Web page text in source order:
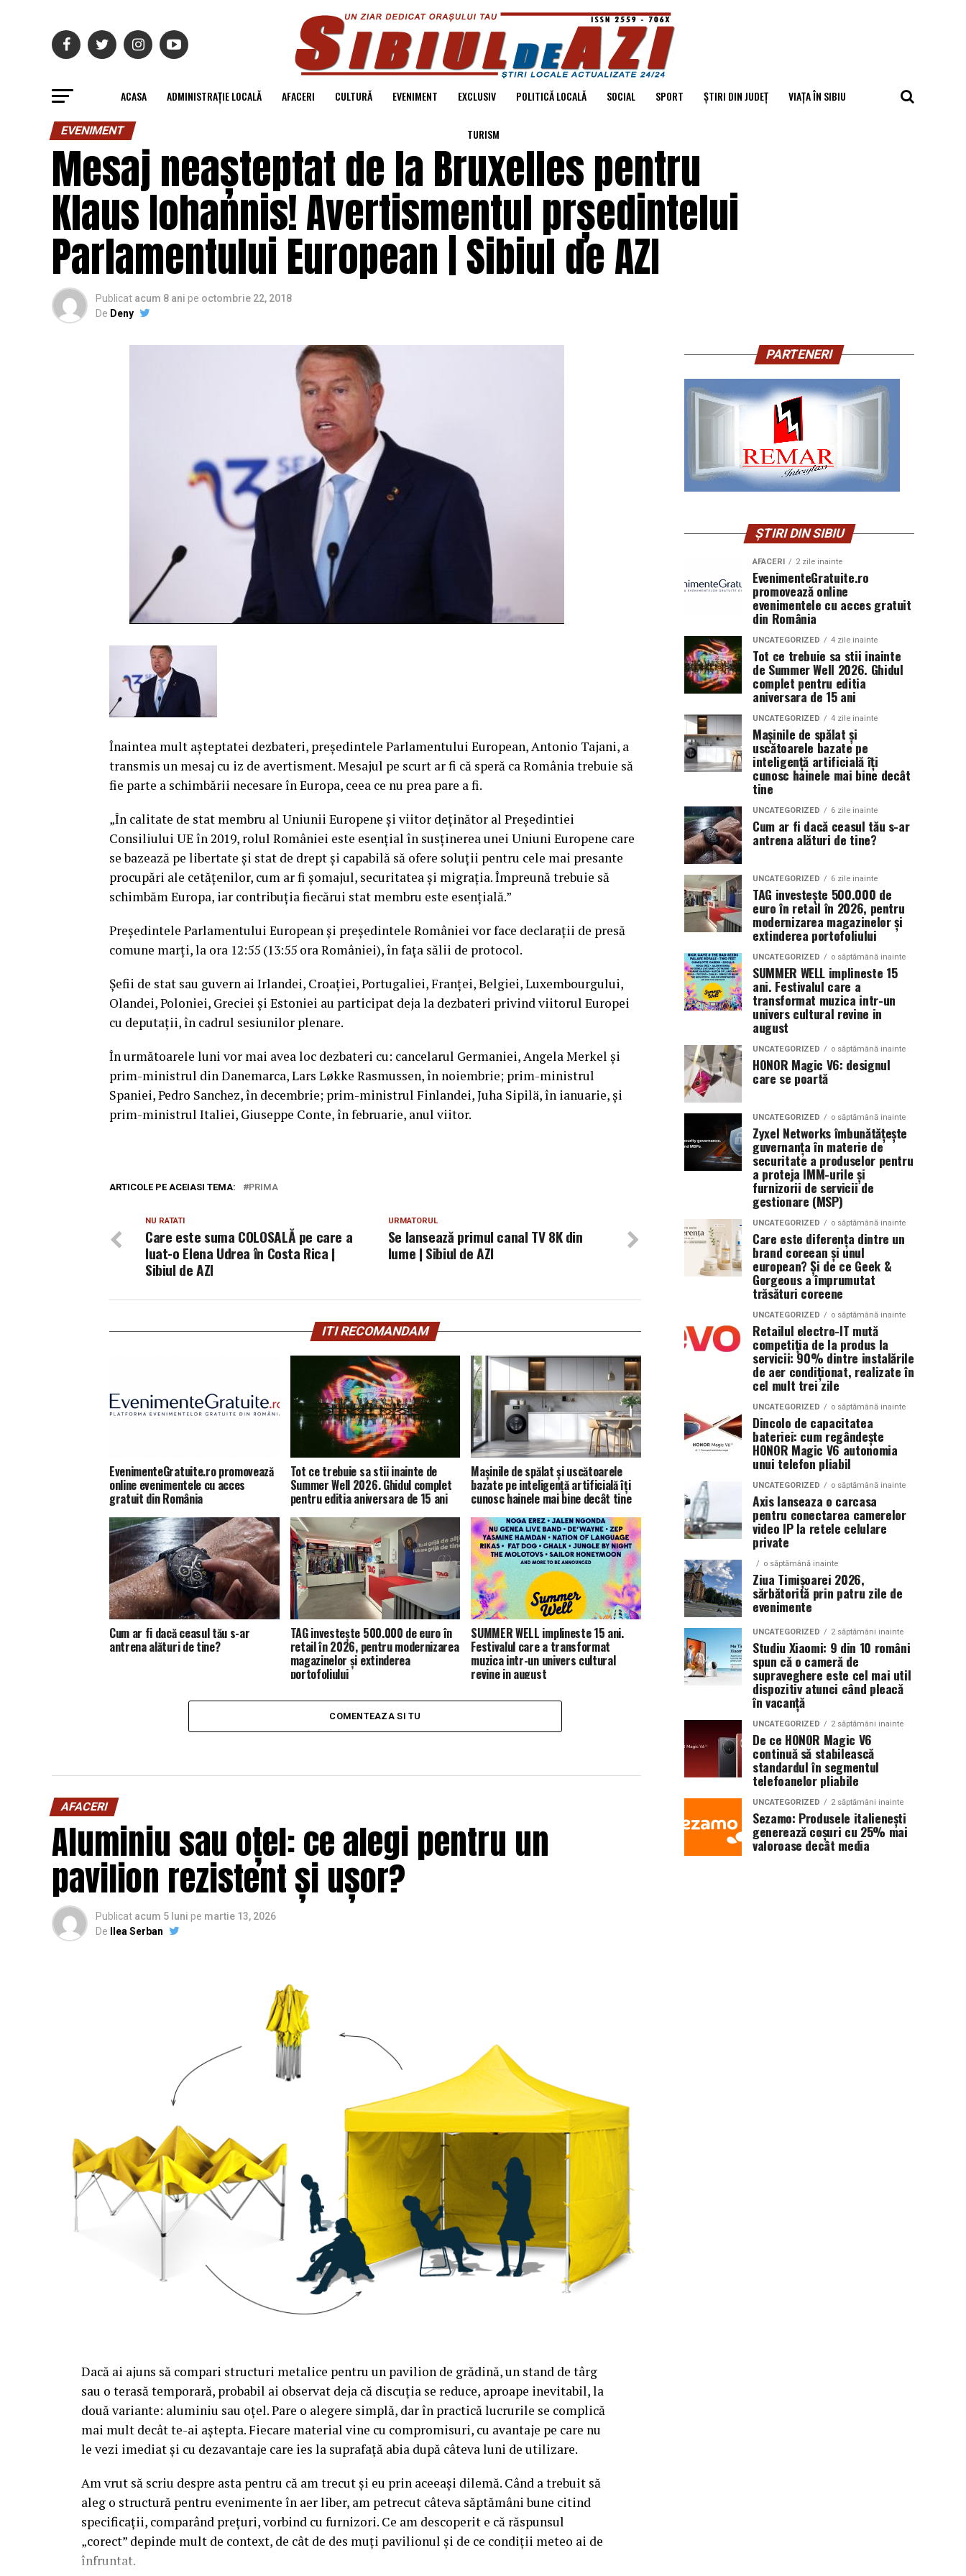
ACASA ADMINISTRAȚIE LOCALĂ AFACERI CULTURĂ EVENIMENT EXCLUSIV POLITICĂ LOCALĂ SOCIAL SPORT ȘTIRI DIN JUDEȚ VIAȚA ÎN SIBIU
TURISM
EVENIMENT
Mesaj neașteptat de la Bruxelles pentru
Klaus Iohannis! Avertismentul prședintelui
Parlamentului European | Sibiul de AZI
Publicat acum 8 ani pe octombrie 22, 2018
De Deny
Înaintea mult aşteptatei dezbateri, preşedintele Parlamentului European, Antonio Tajani, a
transmis un mesaj cu iz de avertisment. Mesajul pe scurt ar fi că speră ca România trebuie să
fie parte a schimbării necesare în Europa, ceea ce nu prea pare a fi.
„În calitate de stat membru al Uniunii Europene şi viitor deţinător al Preşedintiei
Consiliului UE în 2019, rolul României este esenţial în susţinerea unei Uniuni Europene care
se bazează pe libertate şi stat de drept şi capabilă să ofere soluţii pentru cele mai presante
procupări ale cetăţenilor, cum ar fi şomajul, securitatea şi migraţia.Împreună trebuie să
schimbăm Europa, iar contribuţia fiecărui stat membru este esenţială.”
Preşedintele Parlamentului European şi preşedintele României vor face declaraţii de presă
comune marţi, la ora 12:55 (13:55 ora României), în faţa sălii de protocol.
Şefii de stat sau guvern ai Irlandei, Croaţiei, Portugaliei, Franţei, Belgiei, Luxembourgului,
Olandei, Poloniei, Greciei şi Estoniei au participat deja la dezbateri privind viitorul Europei
cu deputaţii, în cadrul sesiunilor plenare.
În următoarele luni vor mai avea loc dezbateri cu: cancelarul Germaniei, Angela Merkel şi
prim-ministrul din Danemarca, Lars Løkke Rasmussen, în noiembrie; prim-ministrul
Spaniei, Pedro Sanchez, în decembrie; prim-ministrul Finlandei, Juha Sipilä, în ianuarie, şi
prim-ministrul Italiei, Giuseppe Conte, în februarie, anul viitor.
ARTICOLE PE ACEIASI TEMA: PRIMA
URMATORUL
Se lansează primul canal TV 8K din
lume | Sibiul de AZI
NU RATATI
Care este suma COLOSALĂ pe care a
luat-o Elena Udrea în Costa Rica |
Sibiul de AZI
ITI RECOMANDAM
EvenimenteGratuite.ro promovează
online evenimentele cu acces
gratuit din România
Tot ce trebuie sa stii inainte de
Summer Well 2026. Ghidul complet
pentru editia aniversara de 15 ani
Mașinile de spălat și uscătoarele
bazate pe inteligență artificială îți
cunosc hainele mai bine decât tine
Cum ar fi dacă ceasul tău s-ar
antrena alături de tine?
TAG investește 500.000 de euro în
retail în 2026, pentru modernizarea
magazinelor și extinderea
portofoliului
SUMMER WELL implineste 15 ani.
Festivalul care a transformat
muzica intr-un univers cultural
revine in august
COMENTEAZA SI TU
AFACERI
Aluminiu sau oțel: ce alegi pentru un
pavilion rezistent și ușor?
Publicat acum 5 luni pe martie 13, 2026
De
Ilea Serban
Dacă ai ajuns să compari structuri metalice pentru un pavilion de grădină, un stand de târg
sau o terasă temporară, probabil ai observat deja că discuția se reduce, aproape inevitabil, la
două variante: aluminiu sau oțel. Pare o alegere simplă, dar în practică lucrurile se complică
mai mult decât te-ai aștepta. Fiecare material vine cu compromisuri, cu avantaje pe care nu
le vezi imediat și cu dezavantaje care ies la suprafață abia după câteva luni de utilizare.
Am vrut să scriu despre asta pentru că am trecut și eu prin aceeași dilemă. Când a trebuit să
aleg o structură pentru evenimente în aer liber, am petrecut câteva săptămâni bune citind
specificații, comparând prețuri, vorbind cu furnizori. Ce am descoperit e că răspunsul
„corect” depinde mult de context, de cât de des muți pavilionul și de ce condiții meteo ai de
înfruntat.
PARTENERI
ȘTIRI DIN SIBIU
AFACERI 2 zile inainte
EvenimenteGratuite.ro
promovează online
evenimentele cu acces gratuit
din România
UNCATEGORIZED 4 zile inainte
Tot ce trebuie sa stii inainte
de Summer Well 2026. Ghidul
complet pentru editia
aniversara de 15 ani
UNCATEGORIZED 4 zile inainte
Mașinile de spălat și
uscătoarele bazate pe
inteligență artificială îți
cunosc hainele mai bine decât
tine
UNCATEGORIZED 6 zile inainte
Cum ar fi dacă ceasul tău s-ar
antrena alături de tine?
UNCATEGORIZED 6 zile inainte
TAG investește 500.000 de
euro în retail în 2026, pentru
modernizarea magazinelor și
extinderea portofoliului
UNCATEGORIZED o săptămână inainte
SUMMER WELL implineste 15
ani. Festivalul care a
transformat muzica intr-un
univers cultural revine in
august
UNCATEGORIZED o săptămână inainte
HONOR Magic V6: designul
care se poartă
UNCATEGORIZED o săptămână inainte
Zyxel Networks îmbunătățește
guvernanța în materie de
securitate a produselor pentru
a proteja IMM-urile și
furnizorii de servicii de
gestionare (MSP)
UNCATEGORIZED o săptămână inainte
Care este diferența dintre un
brand coreean și unul
european? Și de ce Geek &
Gorgeous a împrumutat
trăsături coreene
UNCATEGORIZED o săptămână inainte
Retailul electro-IT mută
competiția de la produs la
servicii: 90% dintre instalările
de aer condiționat, realizate în
cel mult trei zile
UNCATEGORIZED o săptămână inainte
Dincolo de capacitatea
bateriei: cum regândește
HONOR Magic V6 autonomia
unui telefon pliabil
UNCATEGORIZED o săptămână inainte
Axis lanseaza o carcasa
pentru conectarea camerelor
video IP la retele celulare
private
o săptămână inainte
Ziua Timișoarei 2026,
sărbătorită prin patru zile de
evenimente
UNCATEGORIZED 2 săptămâni inainte
Studiu Xiaomi: 9 din 10 români
spun că o cameră de
supraveghere este cel mai util
dispozitiv atunci când pleacă
în vacanță
UNCATEGORIZED 2 săptămâni inainte
De ce HONOR Magic V6
continuă să stabilească
standardul în segmentul
telefoanelor pliabile
UNCATEGORIZED 2 săptămâni inainte
Sezamo: Produsele italienești
generează coșuri cu 25% mai
valoroase decât media